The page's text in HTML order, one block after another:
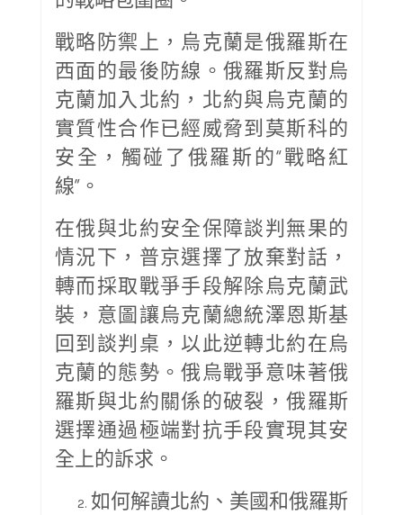
戰略防禦上，烏克蘭是俄羅斯在
西面的最後防線。俄羅斯反對烏
克蘭加入北約，北約與烏克蘭的
實質性合作已經威脅到莫斯科的
安全，觸碰了俄羅斯的“戰略紅
線”。
在俄與北約安全保障談判無果的
情況下，普京選擇了放棄對話，
轉而採取戰爭手段解除烏克蘭武
裝，意圖讓烏克蘭總統澤恩斯基
回到談判桌，以此逆轉北約在烏
克蘭的態勢。俄烏戰爭意味著俄
羅斯與北約關係的破裂，俄羅斯
選擇通過極端對抗手段實現其安
全上的訴求。
如何解讀北約、美國和俄羅斯